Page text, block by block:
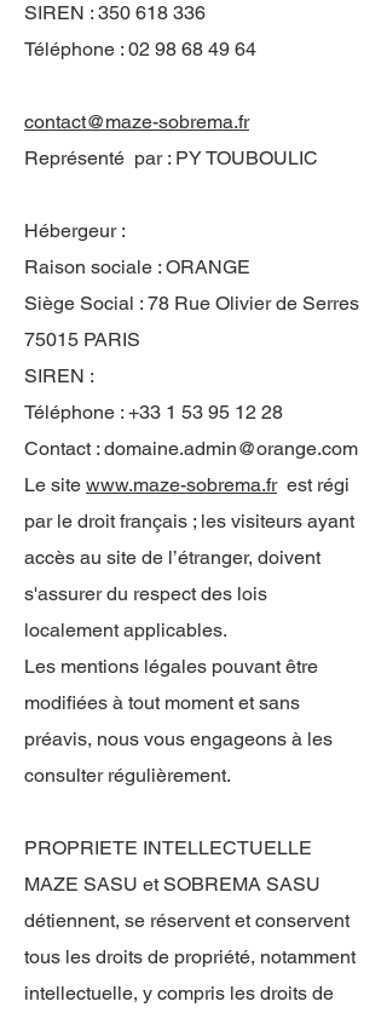
SIREN : 350 618 336
Téléphone : 02 98 68 49 64
contact@maze-sobrema.fr
Représenté par : PY TOUBOULIC
Hébergeur :
Raison sociale : ORANGE
Siège Social : 78 Rue Olivier de Serres
75015 PARIS
SIREN :
Téléphone : +33 1 53 95 12 28
Contact : domaine.admin@orange.com
Le site www.maze-sobrema.frest régi
par le droit français ; les visiteurs ayant
accès au site de l’étranger, doivent
s'assurer du respect des lois
localement applicables.
Les mentions légales pouvant être
modifiées à tout moment et sans
préavis, nous vous engageons à les
consulter régulièrement.
PROPRIETE INTELLECTUELLE
MAZE SASU et SOBREMA SASU
détiennent, se réservent et conservent
tous les droits de propriété, notamment
intellectuelle, y compris les droits de